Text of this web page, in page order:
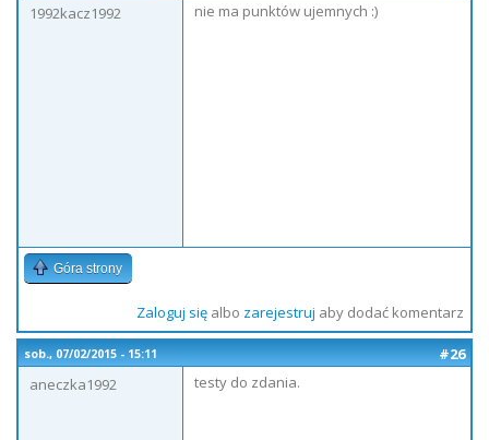
1992kacz1992
nie ma punktów ujemnych :)
Góra strony
Zaloguj sięalbo zarejestruj aby dodać komentarz
sob., 07/02/2015 - 15:11
#26
aneczka1992
testy do zdania.